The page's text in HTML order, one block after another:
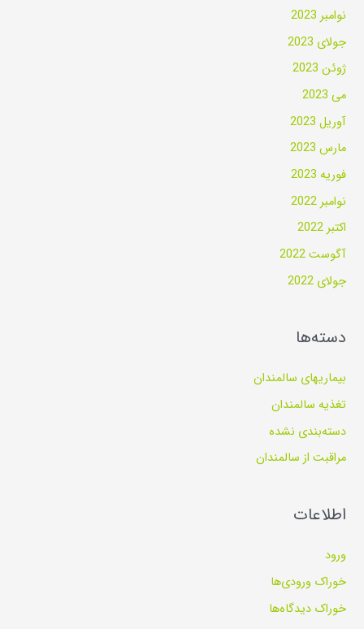
نوامبر 2023
جولای 2023
ژوئن 2023
می 2023
آوریل 2023
مارس 2023
فوریه 2023
نوامبر 2022
اکتبر 2022
آگوست 2022
جولای 2022
دسته‌ها
بیماریهای سالمندان
تغذیه سالمندان
دسته‌بندی نشده
مراقبت از سالمندان
اطلاعات
ورود
خوراک ورودی‌ها
خوراک دیدگاه‌ها